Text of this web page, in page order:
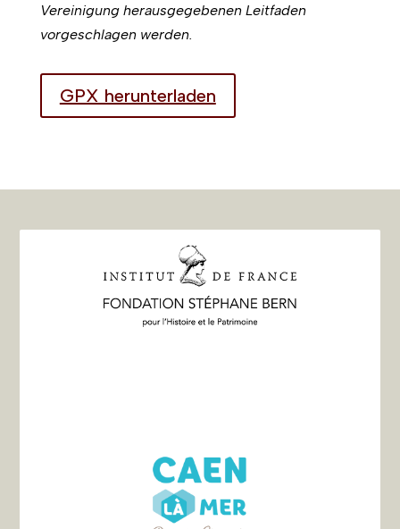
Vereinigung herausgegebenen Leitfaden
vorgeschlagen werden.
GPX herunterladen